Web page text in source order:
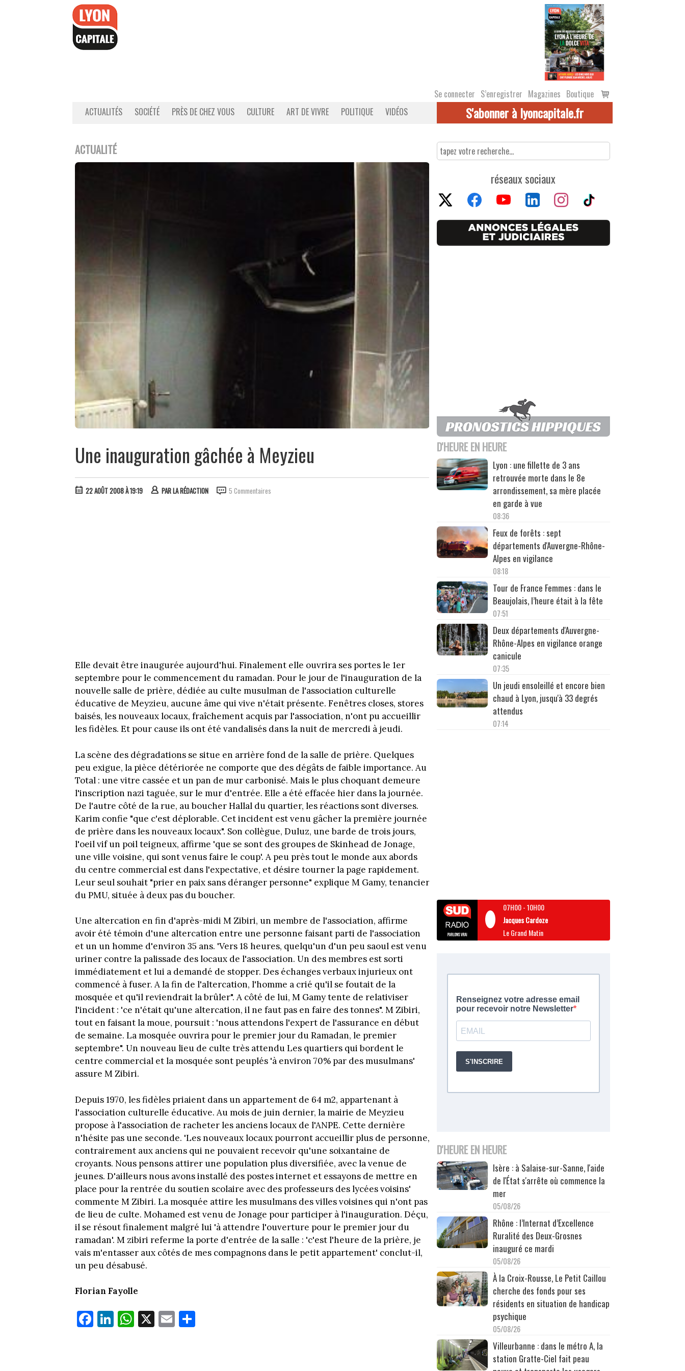
Se connecter S’enregistrer Magazines Boutique
Voir
le
ACTUALITÉS SOCIÉTÉ PRÈS DE CHEZ VOUS CULTURE ART DE VIVRE POLITIQUE VIDÉOS S'abonner à lyoncapitale.fr
ACTUALITÉ
Une inauguration gâchée à Meyzieu
22 AOÛT 2008 À 19:19 PARLA RÉDACTION 5 Commentaires
Elle devait être inaugurée aujourd'hui. Finalement elle ouvrira ses portes le 1er
septembre pour le commencement du ramadan. Pour le jour de l'inauguration de la
nouvelle salle de prière, dédiée au culte musulman de l'association culturelle
éducative de Meyzieu, aucune âme qui vive n'était présente. Fenêtres closes, stores
baisés, les nouveaux locaux, fraîchement acquis par l'association, n'ont pu accueillir
les fidèles. Et pour cause ils ont été vandalisés dans la nuit de mercredi à jeudi.
La scène des dégradations se situe en arrière fond de la salle de prière. Quelques
peu exigue, la pièce détériorée ne comporte que des dégâts de faible importance. Au
Total : une vitre cassée et un pan de mur carbonisé. Mais le plus choquant demeure
l'inscription nazi taguée, sur le mur d'entrée. Elle a été effacée hier dans la journée.
De l'autre côté de la rue, au boucher Hallal du quartier, les réactions sont diverses.
Karim confie "que c'est déplorable. Cet incident est venu gâcher la première journée
de prière dans les nouveaux locaux". Son collègue, Duluz, une barde de trois jours,
l'oeil vif un poil teigneux, affirme 'que se sont des groupes de Skinhead de Jonage,
une ville voisine, qui sont venus faire le coup'. A peu près tout le monde aux abords
du centre commercial est dans l'expectative, et désire tourner la page rapidement.
Leur seul souhait "prier en paix sans déranger personne" explique M Gamy, tenancier
du PMU, située à deux pas du boucher.
Une altercation en fin d'après-midi M Zibiri, un membre de l'association, affirme
avoir été témoin d'une altercation entre une personne faisant parti de l'association
et un un homme d'environ 35 ans. 'Vers 18 heures, quelqu'un d'un peu saoul est venu
uriner contre la palissade des locaux de l'association. Un des membres est sorti
immédiatement et lui a demandé de stopper. Des échanges verbaux injurieux ont
commencé à fuser. A la fin de l'altercation, l'homme a crié qu'il se foutait de la
mosquée et qu'il reviendrait la brûler". A côté de lui, M Gamy tente de relativiser
l'incident : 'ce n'était qu'une altercation, il ne faut pas en faire des tonnes". M Zibiri,
tout en faisant la moue, poursuit : 'nous attendons l'expert de l'assurance en début
de semaine. La mosquée ouvrira pour le premier jour du Ramadan, le premier
septembre". Un nouveau lieu de culte très attendu Les quartiers qui bordent le
centre commercial et la mosquée sont peuplés 'à environ 70% par des musulmans'
assure M Zibiri.
Depuis 1970, les fidèles priaient dans un appartement de 64 m2, appartenant à
l'association culturelle éducative. Au mois de juin dernier, la mairie de Meyzieu
propose à l'association de racheter les anciens locaux de l'ANPE. Cette dernière
n'hésite pas une seconde. 'Les nouveaux locaux pourront accueillir plus de personne,
contrairement aux anciens qui ne pouvaient recevoir qu'une soixantaine de
croyants. Nous pensons attirer une population plus diversifiée, avec la venue de
jeunes. D'ailleurs nous avons installé des postes internet et essayons de mettre en
place pour la rentrée du soutien scolaire avec des professeurs des lycées voisins'
commente M Zibiri. La mosquée attire les musulmans des villes voisines qui n'ont pas
de lieu de culte. Mohamed est venu de Jonage pour participer à l'inauguration. Déçu,
il se résout finalement malgré lui 'à attendre l'ouverture pour le premier jour du
ramadan'. M zibiri referme la porte d'entrée de la salle : 'c'est l'heure de la prière, je
vais m'entasser aux côtés de mes compagnons dans le petit appartement' conclut-il,
un peu désabusé.
Florian Fayolle
Fa
ce
Li
nk
W
ha
X E
m
réseaux sociaux
D'HEURE EN HEURE
Lyon : une fillette de 3 ans
retrouvée morte dans le 8e
arrondissement, sa mère placée
en garde à vue
08:36
Feux de forêts : sept
départements d'Auvergne-Rhône-
Alpes en vigilance
08:18
Tour de France Femmes : dans le
Beaujolais, l’heure était à la fête
07:51
Deux départements d'Auvergne-
Rhône-Alpes en vigilance orange
canicule
07:35
Un jeudi ensoleillé et encore bien
chaud à Lyon, jusqu'à 33 degrés
attendus
07:14
07H00-10H00
Jacques Cardoze
Le Grand Matin
D'HEURE EN HEURE
Isère : à Salaise-sur-Sanne, l'aide
de l'État s'arrête où commence la
mer
05/08/26
Rhône : l’Internat d’Excellence
Ruralité des Deux-Grosnes
inauguré ce mardi
05/08/26
À la Croix-Rousse, Le Petit Caillou
cherche des fonds pour ses
résidents en situation de handicap
psychique
05/08/26
Villeurbanne : dans le métro A, la
station Gratte-Ciel fait peau